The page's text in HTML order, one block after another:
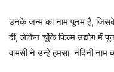
उनके जन्म का नाम पूनम है,
दीं, लेकिन चूंकि फिल्म उद्योग में
वामसी ने उन्हें हमसा नंदिनी नाम